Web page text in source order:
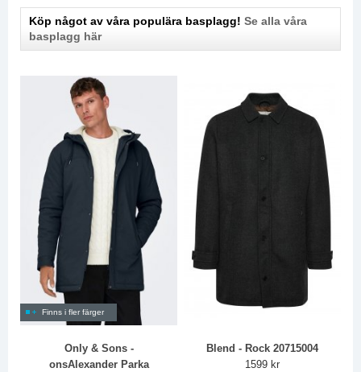
Köp något av våra populära basplagg! Se alla våra
basplagg här
Finns i fler färger
Only & Sons -
onsAlexander Parka
Blend - Rock 20715004
1599 kr